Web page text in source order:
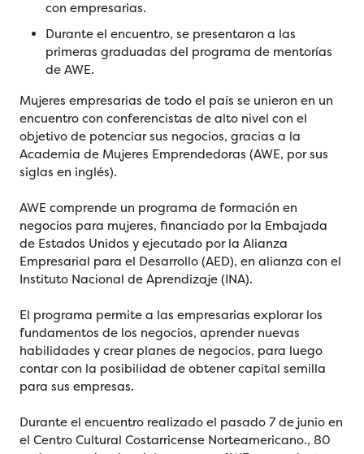
con empresarias.
Durante el encuentro, se presentaron a las
primeras graduadas del programa de mentorías
de AWE.
Mujeres empresarias de todo el país se unieron en un
encuentro con conferencistas de alto nivel con el
objetivo de potenciar sus negocios, gracias a la
Academia de Mujeres Emprendedoras (AWE, por sus
siglas en inglés).
AWE comprende un programa de formación en
negocios para mujeres, financiado por la Embajada
de Estados Unidos y ejecutado por la Alianza
Empresarial para el Desarrollo (AED), en alianza con el
Instituto Nacional de Aprendizaje (INA).
El programa permite a las empresarias explorar los
fundamentos de los negocios, aprender nuevas
habilidades y crear planes de negocios, para luego
contar con la posibilidad de obtener capital semilla
para sus empresas.
Durante el encuentro realizado el pasado 7 de junio en
el Centro Cultural Costarricense Norteamericano., 80